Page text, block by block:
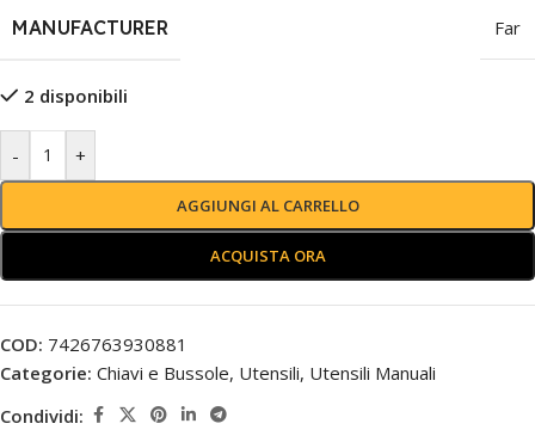
MANUFACTURER Far
2 disponibili
- +
AGGIUNGI AL CARRELLO
ACQUISTA ORA
COD: 7426763930881
Categorie: Chiavi e Bussole, Utensili, Utensili Manuali
Condividi: